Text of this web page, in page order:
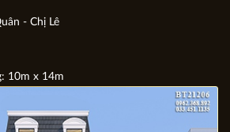
thự tân cổ điển 3 tầng đẹp
- Chị Lê